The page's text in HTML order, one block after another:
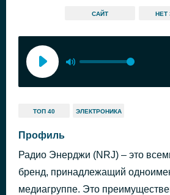
САЙТ HЕТ
ТОП 40 ЭЛЕКТРОНИКА
Профиль
Радио Энерджи (NRJ) – это
бренд, принадлежащий
медиагруппе. Это